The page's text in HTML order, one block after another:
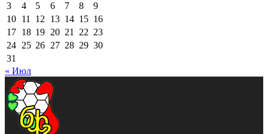
3
4 5 6 7 8
9
10 11 12 13 14 15 16
17 18 19 20 21 22 23
24 25 26 27 28 29 30
31
« Июл